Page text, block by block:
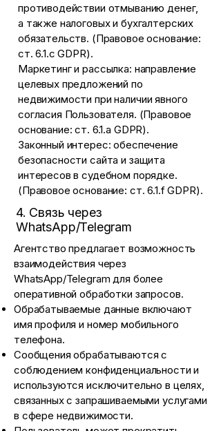
противодействии отмыванию денег,
а также налоговых и бухгалтерских
обязательств. (Правовое основание:
ст. 6.1.c GDPR).
Маркетинг и рассылка: направление
целевых предложений по
недвижимости при наличии явного
согласия Пользователя. (Правовое
основание: ст. 6.1.a GDPR).
Законный интерес: обеспечение
безопасности сайта и защита
интересов в судебном порядке.
(Правовое основание: ст. 6.1.f GDPR).
4. Связь через
WhatsApp/Telegram
Агентство предлагает возможность
взаимодействия через
WhatsApp/Telegram для более
оперативной обработки запросов.
Обрабатываемые данные включают
имя профиля и номер мобильного
телефона.
Сообщения обрабатываются с
соблюдением конфиденциальности и
используются исключительно в целях,
связанных с запрашиваемыми услугами
в сфере недвижимости.